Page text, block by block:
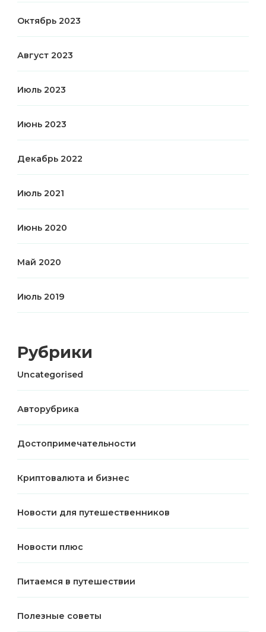
Октябрь 2023
Август 2023
Июль 2023
Июнь 2023
Декабрь 2022
Июль 2021
Июнь 2020
Май 2020
Июль 2019
Рубрики
Uncategorised
Авторубрика
Достопримечательности
Криптовалюта и бизнес
Новости для путешественников
Новости плюс
Питаемся в путешествии
Полезные советы